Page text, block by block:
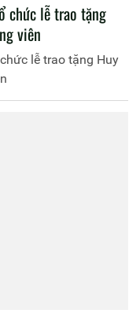
chức lễ trao tặng
viên
lễ trao tặng Huy